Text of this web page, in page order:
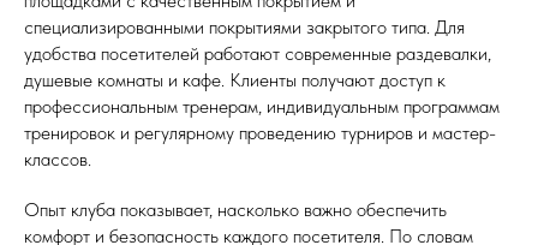
специализированными покрытиями закрытого типа. Для
удобства посетителей работают современные раздевалки,
душевые комнаты и кафе. Клиенты получают доступ к
профессиональным тренерам, индивидуальным программам
тренировок и регулярному проведению турниров и мастер-
классов.
Опыт клуба показывает, насколько важно обеспечить
комфорт и безопасность каждого посетителя. По словам